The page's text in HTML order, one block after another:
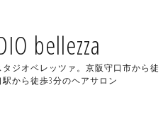
bellezza
ジオベレッツァ。京阪守口市から徒
から徒歩3分のヘアサロン